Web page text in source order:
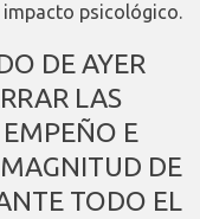
impacto psicológico.
DE AYER
LAS
E
DE
TODO EL